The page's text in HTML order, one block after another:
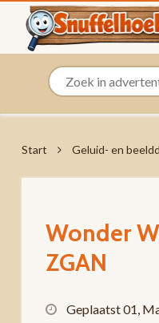
Start Geluid- en
Wonder
ZGAN
Geplaatst 01,